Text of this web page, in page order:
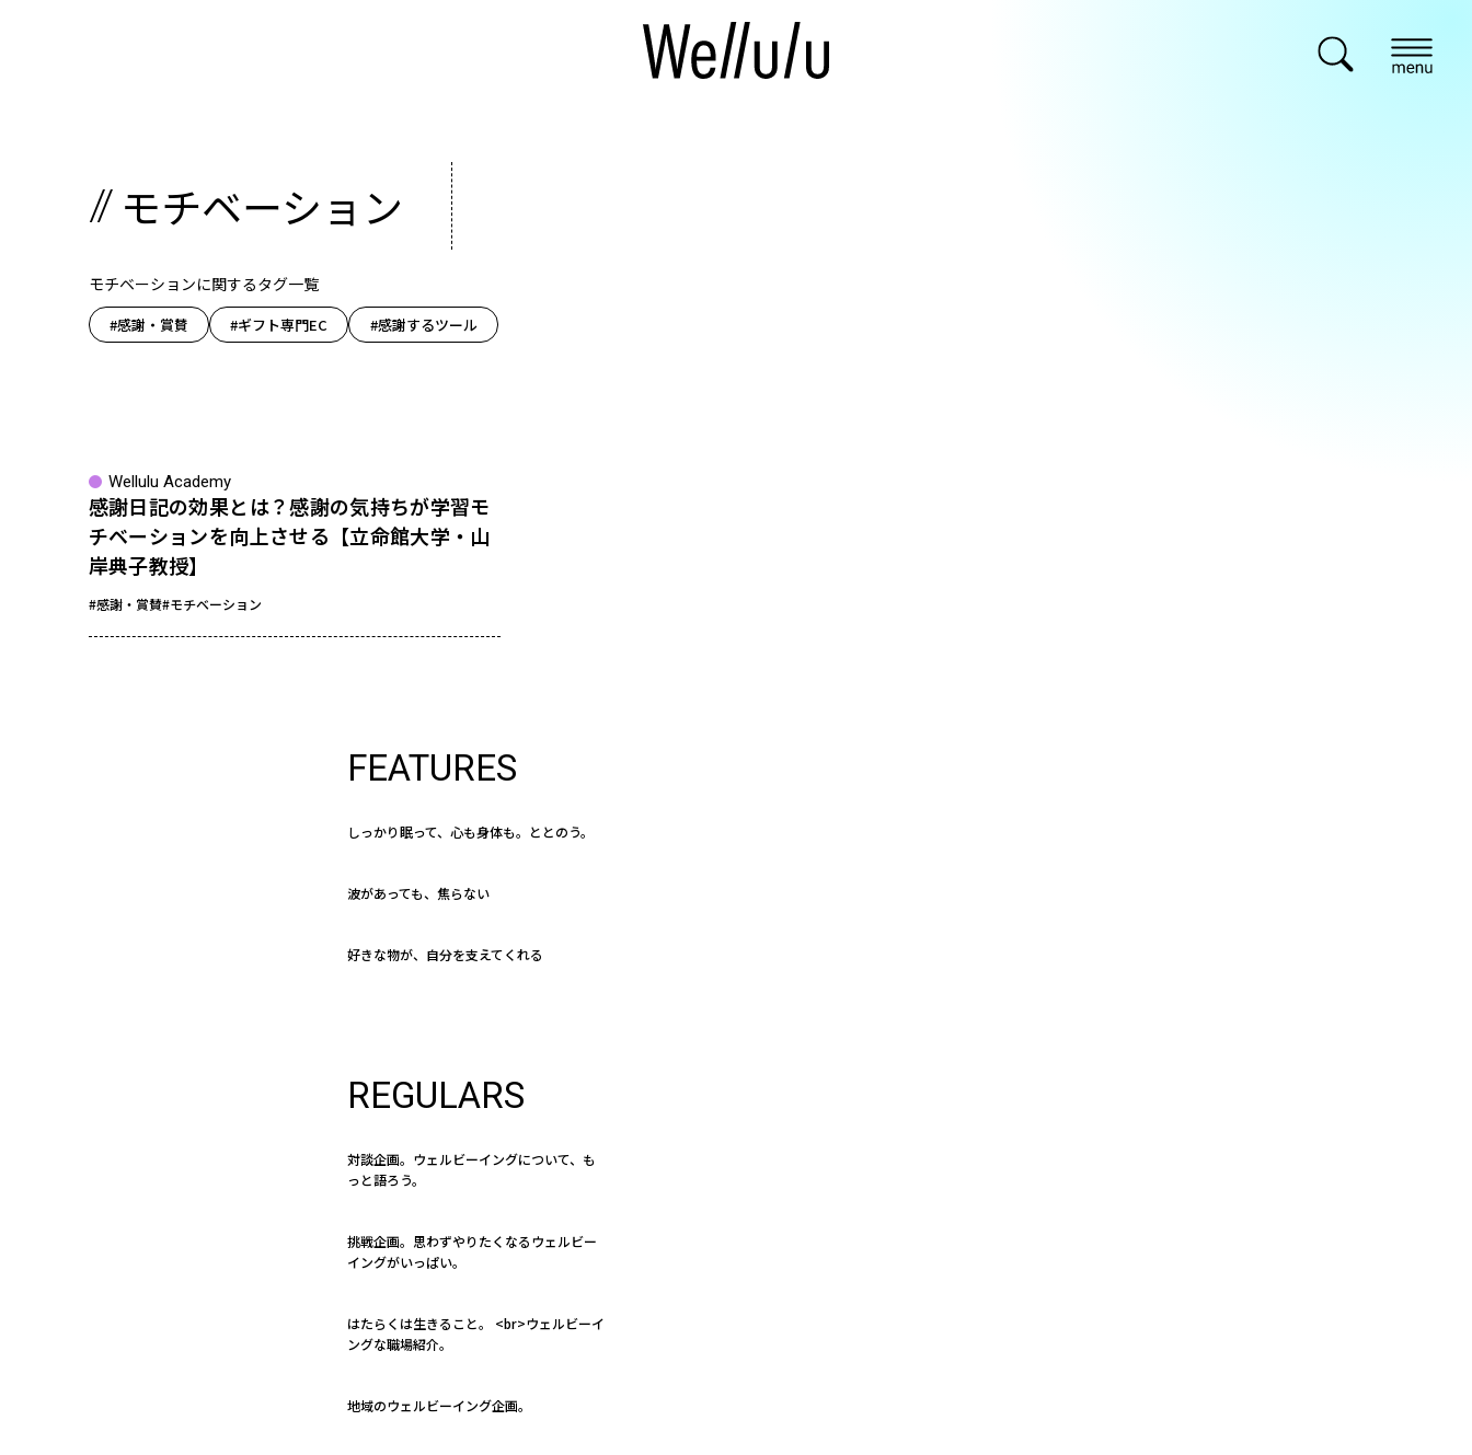
モチベーション
モチベーションに関するタグ一覧
#感謝・賞賛 #ギフト専門EC #感謝するツール
Wellulu Academy
感謝日記の効果とは？感謝の気持ちが学習モ
チベーションを向上させる【立命館大学・山
岸典子教授】
#感謝・賞賛#モチベーション
FEATURES
しっかり眠って、心も身体も。ととのう。
波があっても、焦らない
好きな物が、自分を支えてくれる
REGULARS
対談企画。ウェルビーイングについて、も
っと語ろう。
挑戦企画。思わずやりたくなるウェルビー
イングがいっぱい。
はたらくは生きること。 <br>ウェルビーイ
ングな職場紹介。
地域のウェルビーイング企画。